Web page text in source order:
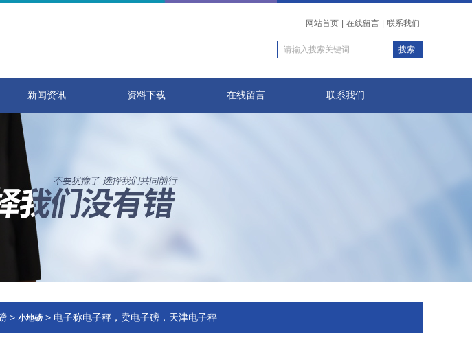
网站首页 在线留言 联系我们
新闻资讯 资料下载 在线留言 联系我们
> 小地磅 > 电子称电子秤，卖电子磅，天津电子秤